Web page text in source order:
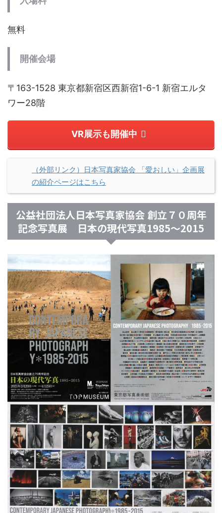
無料
開催会場
〒163-1528 東京都新宿区西新宿1-6-1 新宿エルタ
ワー28階
VR展示も開催中
（外部リンク）日本写真家協会 「愛おしい」企画展
の紹介ページはこちら
公益社団法人日本写真家協会 創立７０周年
記念写真展 日本の現代写真1985〜2015